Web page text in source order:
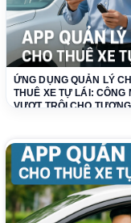
ỨNG DỤNG QUẢN LÝ
THUÊ XE TỰ LÁI: CÔNG
VƯỢT TRỘI CHO